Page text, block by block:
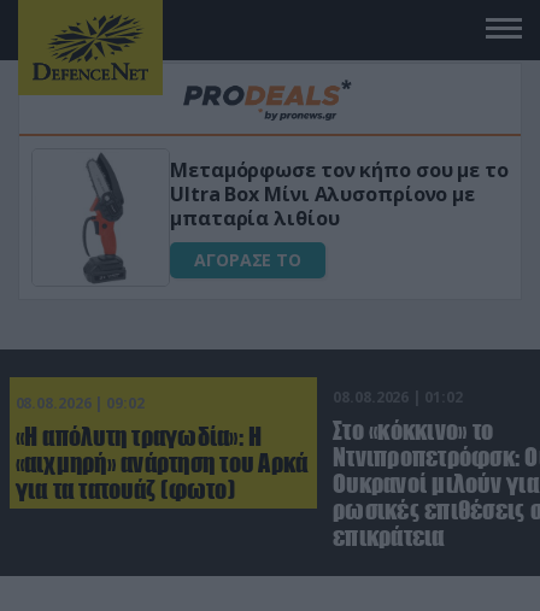
Μεταμόρφωσε τον κήπο σου με το
Ultra Box Μίνι Αλυσοπρίονο με
μπαταρία λιθίου
ΑΓΟΡΑΣΕ ΤΟ
08.08.2026 | 09:02
«Η απόλυτη τραγωδία»: Η
«αιχμηρή» ανάρτηση του Αρκά
για τα τατουάζ (φωτο)
08.08.2026 | 01:02
Στο «κόκκινο» το
Ντνιπροπετρόφσκ:
Ουκρανοί μιλούν
ρωσικές επιθέσεις
επικράτεια